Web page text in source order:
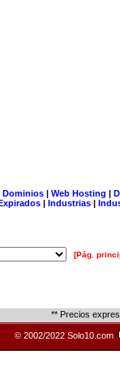
Dominios| Web Hosting |
| Industrias |
[Pág.
** Precios
© 2002/2022 Solo10.com